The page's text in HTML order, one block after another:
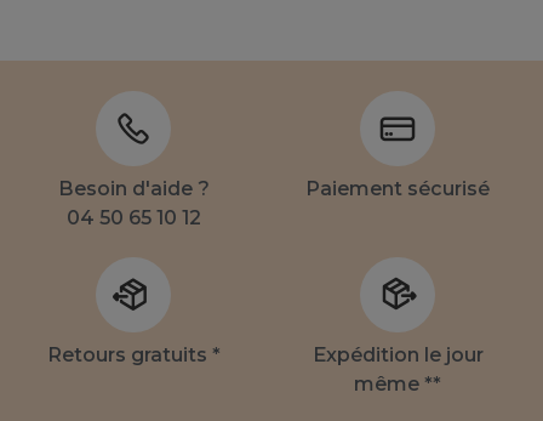
Besoin d'aide ?
04 50 65 10 12
Paiement sécurisé
Retours gratuits *
Expédition le jour
même **